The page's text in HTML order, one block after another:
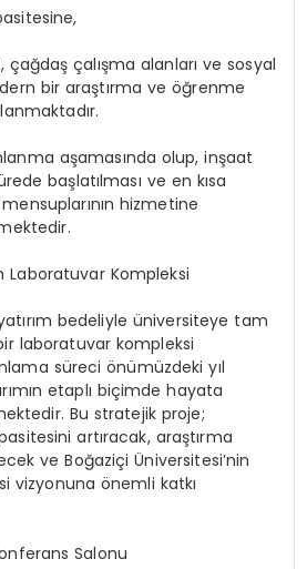
çağdaş çalışma alanları ve sosyal
bir araştırma ve öğrenme
aşamasında olup, inşaat
başlatılması ve en kısa
hizmetine
Laboratuvar Kompleksi
bedeliyle üniversiteye tam
laboratuvar kompleksi
süreci önümüzdeki yıl
etaplı biçimde hayata
Bu stratejik proje;
artıracak, araştırma
ve Boğaziçi Üniversitesi’nin
vizyonuna önemli katkı
Salonu